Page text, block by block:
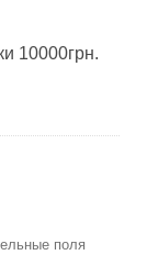
10000грн.
поля